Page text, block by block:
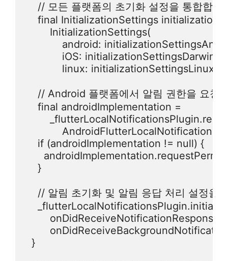
// 모든 플랫폼의 초기화 설정을 통합합니
final InitializationSettings
        InitializationSettings(
android:
            iOS: initializationSettingsDarwin,
            linux: initializationSettingsLinux);
// Android 플랫폼에서 알림 권한을 요청
    final androidImplementation =
    if (androidImplementation != null) {
    }
// 알림 초기화 및 알림 응답 처리 설정을
onDidReceiveNotificationResponse:
  }